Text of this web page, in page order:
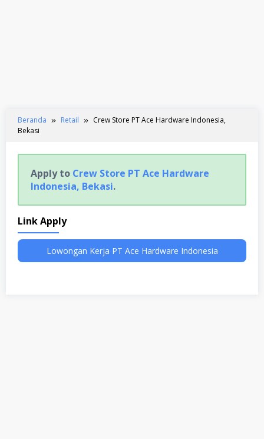
Beranda Retail
Crew Store PT Ace Hardware Indonesia,
Bekasi
Apply to Crew Store PT Ace Hardware
Indonesia, Bekasi.
Link Apply
Lowongan Kerja PT Ace Hardware Indonesia